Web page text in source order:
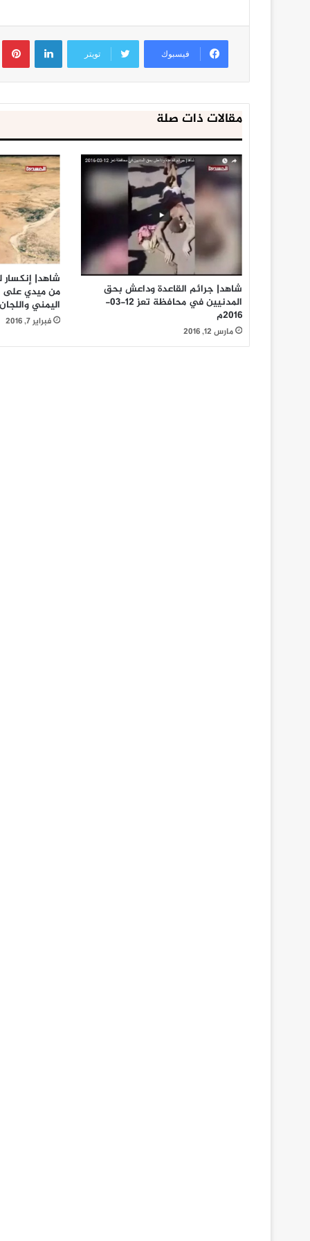
فيسبوك تويتر
لينكدإن
مقالات ذات صلة
شاهد| جرائم القاعدة وداعش بحق
المدنيين في محافظة تعز 12-03-
2016م
مارس 12, 2016
شاهد| إنكسار
من ميدي على
اليمني واللجان
فبراير 7, 2016